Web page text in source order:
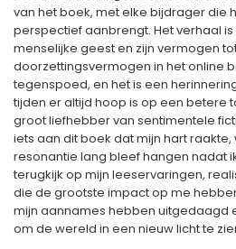
van het boek, met elke bijdrager die
perspectief aanbrengt. Het verhaal
menselijke geest en zijn vermogen
doorzettingsvermogen in het online
tegenspoed, en het is een
tijden er altijd hoop is op een betere
groot liefhebber van sentimentele
iets aan dit boek dat mijn hart
resonantie lang bleef hangen nadat
terugkijk op mijn leeservaringen,
die de grootste impact op me
mijn aannames hebben uitgedaagd
om de wereld in een nieuw licht te